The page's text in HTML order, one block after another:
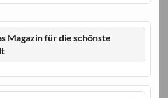
Magazin für die schönste